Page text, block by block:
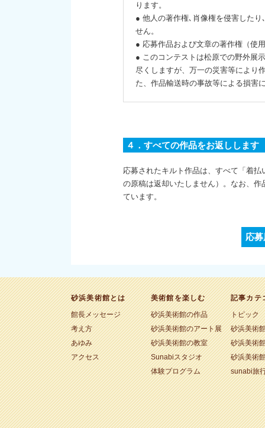
ります。
● 他人の著作権､肖像権を侵害した
せん。
● 応募作品および文章の著作権（使
● このコンテストは松原での野外展
尽くしますが、万一の災害等により
た、作品輸送時の事故等による損害
４．すべての作品をお返しします
応募されたキルト作品は、すべて「着
の原稿は返却いたしません）。なお、
ています。
応
砂浜美術館とは
館長メッセージ
考え方
あゆみ
アクセス
美術館を楽しむ
砂浜美術館の作品
砂浜美術館のアート展
砂浜美術館の教室
Sunabiスタジオ
体験プログラム
記事カテ
トピック
砂浜美術
砂浜美術
砂浜美術
sunabi旅